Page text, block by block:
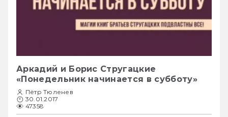
Аркадий и Борис Стругацкие
«Понедельник начинается в субботу»
Пётр Тюленев
30.01.2017
47358